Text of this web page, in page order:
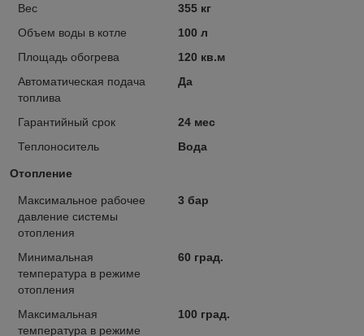
Вес
355 кг
Объем воды в котле
100 л
Площадь обогрева
120 кв.м
Автоматическая подача
топлива
Да
Гарантийный срок
24 мес
Теплоноситель
Вода
Отопление
Максимальное рабочее
давление системы
отопления
3 бар
Минимальная
температура в режиме
отопления
60 град.
Максимальная
температура в режиме
100 град.